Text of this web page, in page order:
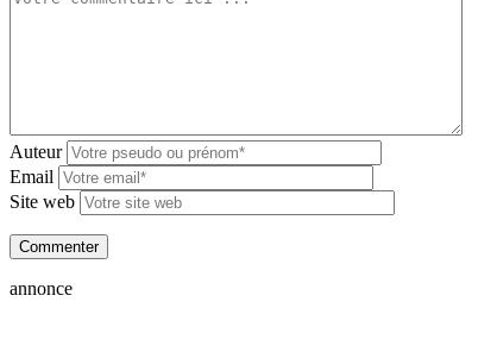
Auteur
Email
Site web
annonce